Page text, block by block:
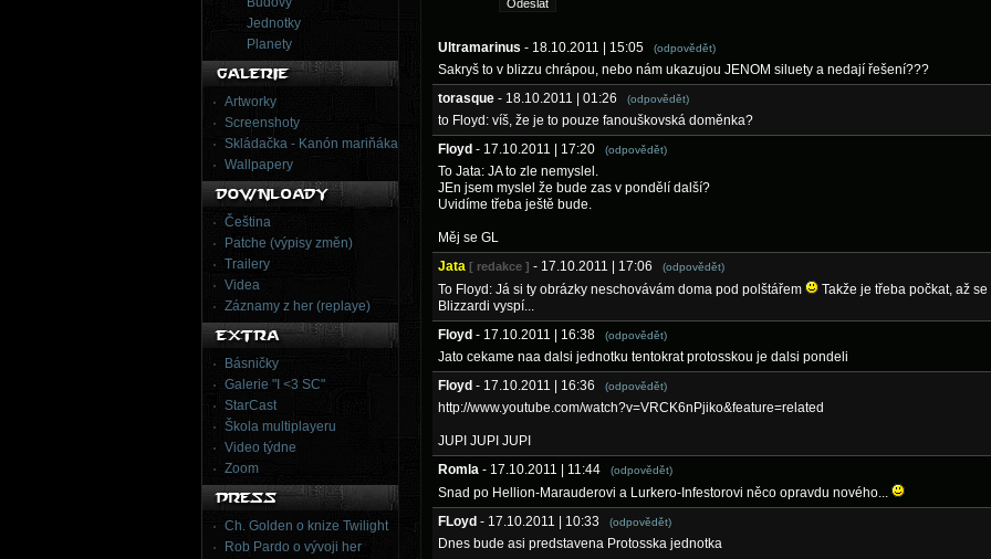
Jednotky
Planety
Artworky
Screenshoty
Skládačka - Kanón mariňáka
Wallpapery
Čeština
Patche (výpisy změn)
Trailery
Videa
Záznamy z her (replaye)
Básničky
Galerie "I <3 SC"
StarCast
Škola multiplayeru
Video týdne
Zoom
Ch. Golden o knize Twilight
Rob Pardo o vývoji her
Ultramarinus - 18.10.2011 | 15:05 (odpovědět)
Sakryš to v blizzu chrápou, nebo nám ukazujou JENOM siluety a nedají řešení???
torasque - 18.10.2011 | 01:26 (odpovědět)
to Floyd: víš, že je to pouze fanouškovská doměnka?
Floyd - 17.10.2011 | 17:20 (odpovědět)
To Jata: JA to zle nemyslel.
JEn jsem myslel že bude zas v pondělí další?
Uvidíme třeba ještě bude.
Měj se GL
Jata [ redakce ] - 17.10.2011 | 17:06 (odpovědět)
To Floyd: Já si ty obrázky neschovávám doma pod polštářem
Takže je třeba počkat, až se
Blizzardi vyspí...
Floyd - 17.10.2011 | 16:38 (odpovědět)
Jato cekame naa dalsi jednotku tentokrat protosskou je dalsi pondeli
Floyd - 17.10.2011 | 16:36 (odpovědět)
http://www.youtube.com/watch?v=VRCK6nPjiko&feature=related
JUPI JUPI JUPI
Romla - 17.10.2011 | 11:44 (odpovědět)
Snad po Hellion-Marauderovi a Lurkero-Infestorovi něco opravdu nového...
FLoyd - 17.10.2011 | 10:33 (odpovědět)
Dnes bude asi predstavena Protosska jednotka